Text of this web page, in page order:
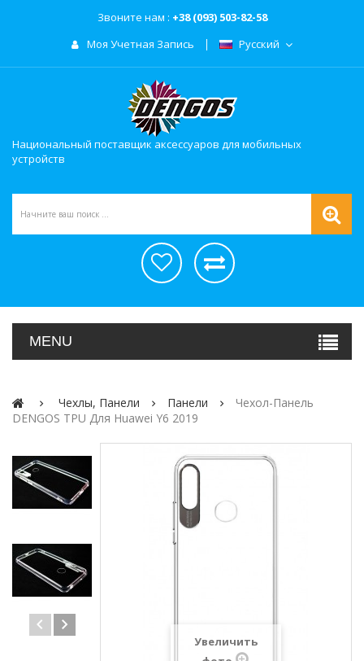
Звоните нам : +38 (093) 503-82-58
Моя Учетная Запись
Русский
Национальный поставщик аксессуаров для мобильных
устройств
MENU
Чехлы, Панели Панели
Чехол-Панель
DENGOS TPU Для Huawei Y6 2019
Увеличить